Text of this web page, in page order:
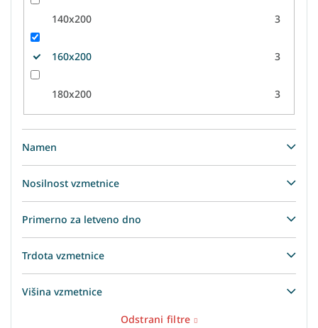
140x200 3
160x200 3
180x200 3
Namen
Nosilnost vzmetnice
Primerno za letveno dno
Trdota vzmetnice
Višina vzmetnice
Odstrani filtre